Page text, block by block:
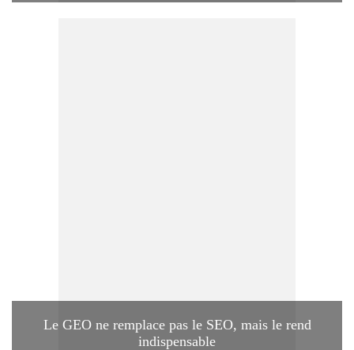
Le GEO ne remplace pas le SEO, mais le rend
indispensable